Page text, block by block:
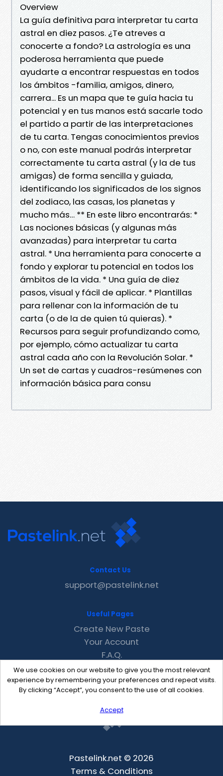
Overview
La guía definitiva para interpretar tu carta
astral en diez pasos. ¿Te atreves a
conocerte a fondo? La astrología es una
poderosa herramienta que puede
ayudarte a encontrar respuestas en todos
los ámbitos -familia, amigos, dinero,
carrera... Es un mapa que te guía hacia tu
potencial y en tus manos está sacarle todo
el partido a partir de las interpretaciones
de tu carta. Tengas conocimientos previos
o no, con este manual podrás interpretar
correctamente tu carta astral (y la de tus
amigas) de forma sencilla y guiada,
identificando los significados de los signos
del zodiaco, las casas, los planetas y
mucho más… ** En este libro encontrarás: *
Las nociones básicas (y algunas más
avanzadas) para interpretar tu carta
astral. * Una herramienta para conocerte a
fondo y explorar tu potencial en todos los
ámbitos de la vida. * Una guía de diez
pasos, visual y fácil de aplicar. * Plantillas
para rellenar con la información de tu
carta (o de la de quien tú quieras). *
Recursos para seguir profundizando como,
por ejemplo, cómo actualizar tu carta
astral cada año con la Revolución Solar. *
Un set de cartas y cuadros-resúmenes con
información básica para consu
We use cookies on our website to give you the most relevant
experience by remembering your preferences and repeat visits.
By clicking “Accept”, you consent to the use of all cookies.
Accept
Contact Us
support@pastelink.net
Useful Pages
Create New Paste
Your Account
F.A.Q.
Recent
Contact
Pastelink.net © 2026
Terms & Conditions